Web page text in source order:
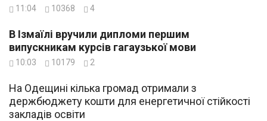
11:04 10368 4
В Ізмаїлі вручили дипломи першим
випускникам курсів гагаузької мови
10:03 10179 2
На Одещині кілька громад отримали з
держбюджету кошти для енергетичної стійкості
закладів освіти